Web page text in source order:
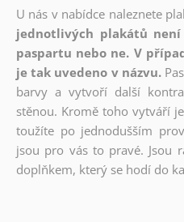
U nás v nabídce naleznete
jednotlivých plakátů
paspartu nebo ne. V
je tak uvedeno v názvu.
barvy a vytvoří další
stěnou. Kromě toho vytváří
toužíte po jednodušším
jsou pro vás to pravé. Jsou
doplňkem, který se hodí do